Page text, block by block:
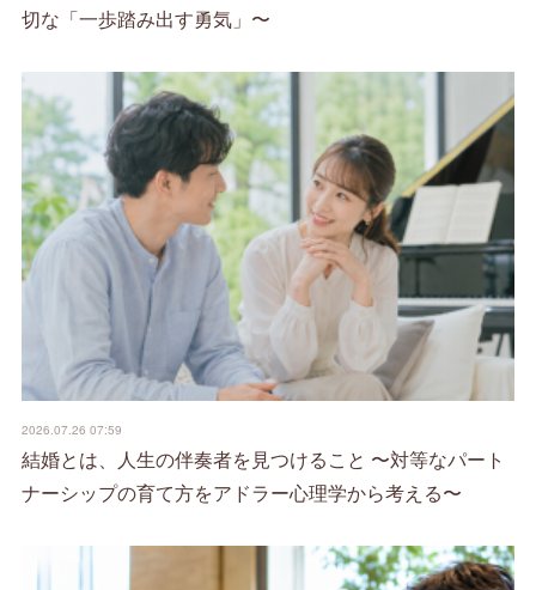
切な「一歩踏み出す勇気」〜
2026.07.26 07:59
結婚とは、人生の伴奏者を見つけること 〜対等なパート
ナーシップの育て方をアドラー心理学から考える〜